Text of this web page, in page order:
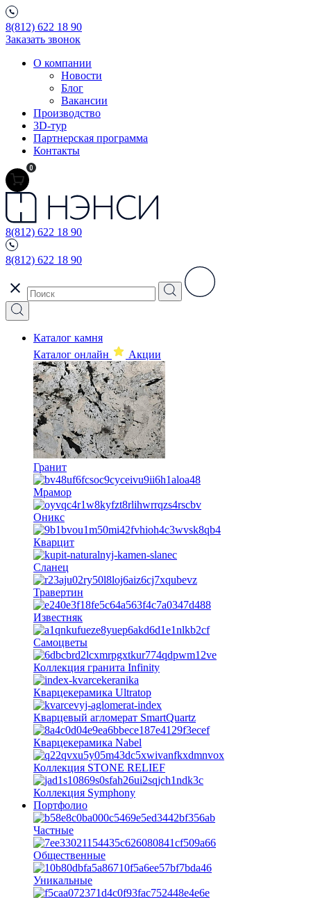
8(812) 622 18 90
Заказать звонок
О компании
Новости
Блог
Вакансии
Производство
3D-тур
Партнерская программа
Контакты
0
8(812) 622 18 90
8(812) 622 18 90
Каталог камня
Каталог онлайн
Акции
Гранит
Мрамор
Оникс
Кварцит
Сланец
Травертин
Известняк
Самоцветы
Коллекция гранита Infinity
Кварцекерамика Ultratop
Кварцевый агломерат SmartQuartz
Кварцекерамика Nabel
Коллекция STONE RELIEF
Коллекция Symphony
Портфолио
Частные
Общественные
Уникальные